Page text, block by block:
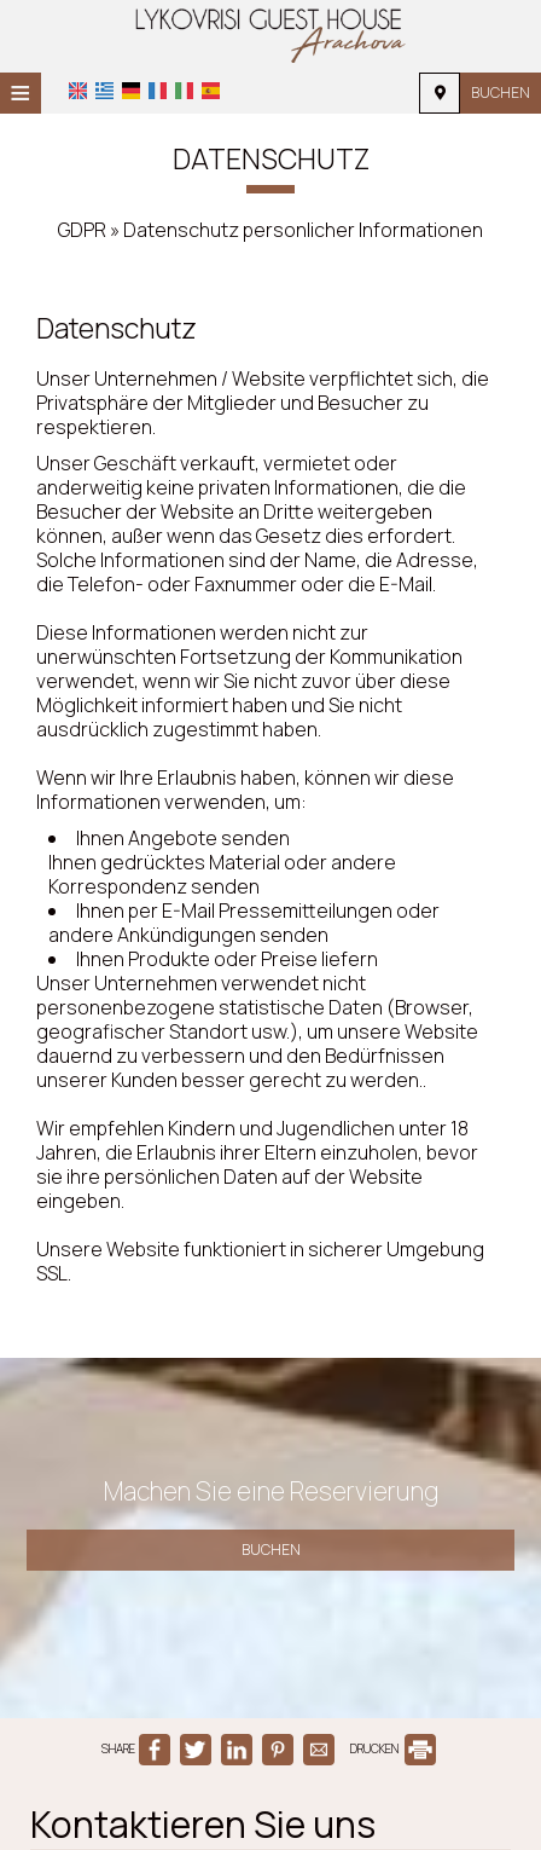
≡ BUCHEN
STANDORT
UNTERKUNFT
DATENSCHUTZ
GDPR » Datenschutz personlicher Informationen
Datenschutz
Unser Unternehmen / Website verpflichtet sich, die
Privatsphäre der Mitglieder und Besucher zu
respektieren.
Unser Geschäft verkauft, vermietet oder
anderweitig keine privaten Informationen, die die
Besucher der Website an Dritte weitergeben
können, außer wenn das Gesetz dies erfordert.
Solche Informationen sind der Name, die Adresse,
die Telefon- oder Faxnummer oder die E-Mail.
Diese Informationen werden nicht zur
unerwünschten Fortsetzung der Kommunikation
verwendet, wenn wir Sie nicht zuvor über diese
Möglichkeit informiert haben und Sie nicht
ausdrücklich zugestimmt haben.
Wenn wir Ihre Erlaubnis haben, können wir diese
Informationen verwenden, um:
Ihnen Angebote senden
Ihnen gedrücktes Material oder andere
Korrespondenz senden
Ihnen per E-Mail Pressemitteilungen oder
andere Ankündigungen senden
Ihnen Produkte oder Preise liefern
Unser Unternehmen verwendet nicht
personenbezogene statistische Daten (Browser,
geografischer Standort usw.), um unsere Website
dauernd zu verbessern und den Bedürfnissen
unserer Kunden besser gerecht zu werden..
Wir empfehlen Kindern und Jugendlichen unter 18
Jahren, die Erlaubnis ihrer Eltern einzuholen, bevor
sie ihre persönlichen Daten auf der Website
eingeben.
Unsere Website funktioniert in sicherer Umgebung
SSL.
Machen Sie eine Reservierung
BUCHEN
SHARE DRUCKEN
Kontaktieren Sie uns